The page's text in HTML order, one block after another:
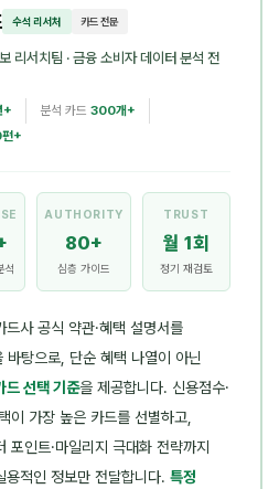
수석 리서처 카드 전문
리서치팀 · 금융 소비자 데이터 분석 전
+ 분석 카드 300개+
+
석
AUTHORITY
80+
심층 가이드
TRUST
월 1회
정기 재검토
드사 공식 약관·혜택 설명서를
탕으로, 단순 혜택 나열이 아닌
드 선택 기준을 제공합니다. 신용점수·
이 가장 높은 카드를 선별하고,
포인트·마일리지 극대화 전략까지
용적인 정보만 전달합니다. 특정